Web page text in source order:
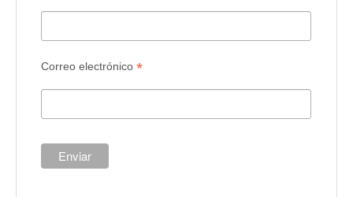
Correo electrónico *